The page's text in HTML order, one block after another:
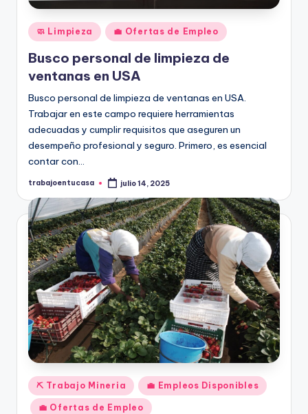
Publicado
en
🧼 Limpieza 💼 Ofertas de Empleo
Busco personal de limpieza de
ventanas en USA
Busco personal de limpieza de ventanas en USA.
Trabajar en este campo requiere herramientas
adecuadas y cumplir requisitos que aseguren un
desempeño profesional y seguro. Primero, es esencial
contar con…
Publicado
trabajoentucasa julio 14, 2025
Publicado
en
⛏️ Trabajo Mineria 💼 Empleos Disponibles
💼 Ofertas de Empleo